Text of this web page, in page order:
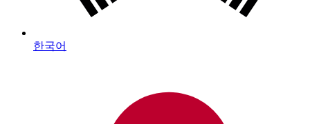
한국어